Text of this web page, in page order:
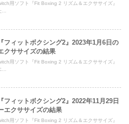
用ソフト『Fit Boxing 2 リズム＆エクササイズ』
...
フィットボクシング2』2023年1月6日の
クササイズの結果
用ソフト『Fit Boxing 2 リズム＆エクササイズ』
フィットボクシング2』2022年11月29日
エクササイズの結果
用ソフト『Fit Boxing 2 リズム＆エクササイズ』